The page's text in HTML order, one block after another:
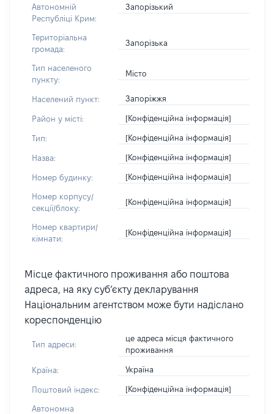
Автономній
Республіці Крим:
Запорізький
Територіальна
громада:
Запорізька
Тип населеного
пункту:
Місто
Населений пункт: Запоріжжя
Район у місті: [Конфіденційна інформація]
Тип: [Конфіденційна інформація]
Назва: [Конфіденційна інформація]
Номер будинку: [Конфіденційна інформація]
Номер корпусу/
секції/блоку:
[Конфіденційна інформація]
Номер квартири/
кімнати:
[Конфіденційна інформація]
Місце фактичного проживання або поштова
адреса, на яку суб’єкту декларування
Національним агентством може бути надіслано
кореспонденцію
Тип адреси:
це адреса місця фактичного
проживання
Країна: Україна
Поштовий індекс: [Конфіденційна інформація]
Автономна